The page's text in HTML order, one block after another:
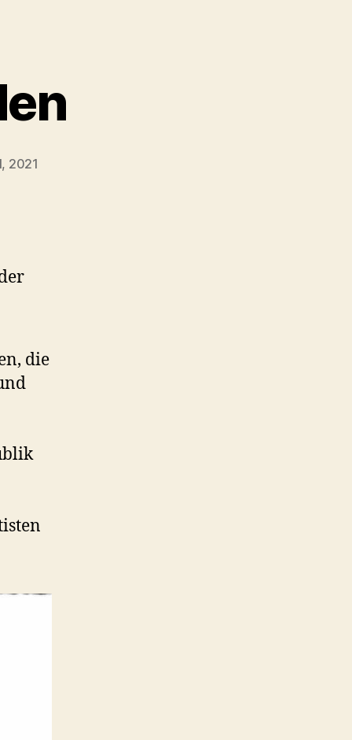
2021
die